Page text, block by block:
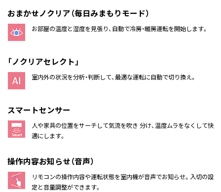
おまかせノクリア（毎日みまもりモード）
お部屋の温度と湿度を見張り、自動で冷房・暖房運転を開始します。
「ノクリアセレクト」
室内外の状況を分析・判断して、最適な運転に自動で切り換え。
スマートセンサー
人や家具の位置をサーチして気流を吹き 分け、温度ムラをなくして快
適にします。
操作内容お知らせ（音声）
リモコンの操作内容や運転状態を室内機が音声でお知らせ。入切の設
定と音量調整ができます。